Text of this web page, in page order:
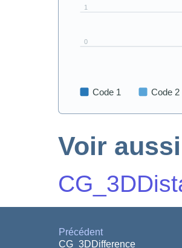
Voir aussi
Précédent
CG_3DDifference